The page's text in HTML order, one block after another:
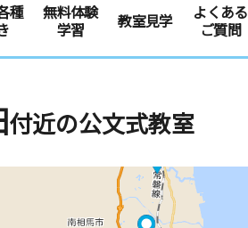
種
無料体験
学習
教室見学
よくある
ご質問
付近の公文式教室